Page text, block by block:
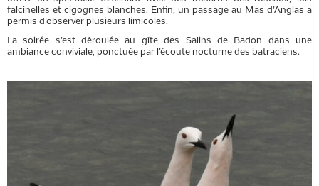
falcinelles et cigognes blanches. Enfin, un passage au Mas d’Anglas a
permis d’observer plusieurs limicoles.
La soirée s’est déroulée au gîte des Salins de Badon dans une
ambiance conviviale, ponctuée par l’écoute nocturne des batraciens.